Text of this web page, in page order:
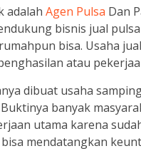
adalah Agen Pulsa Dan
bisnis jual
bisa. Usaha
atau
dibuat usaha
banyak
utama karena
mendatangkan